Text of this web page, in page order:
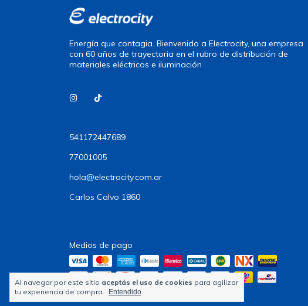
Al navegar por este sitio aceptás el uso de cookies para agilizar
tu experiencia de compra.
Entendido
Energía que contagia. Bienvenido a Electrocity, una empresa
con 60 años de trayectoria en el rubro de distribución de
materiales eléctricos e iluminación
541172447689
77001005
hola@electrocity.com.ar
Carlos Calvo 1860
Medios de pago